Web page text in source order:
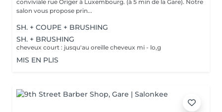
conviviale rue Origer à Luxembourg. (à 5 min de la Gare). Notre
salon vous propose prin...
SH. + COUPE + BRUSHING
SH. + BRUSHING
cheveux court : jusqu'au oreille cheveux mi - lo,g
MIS EN PLIS